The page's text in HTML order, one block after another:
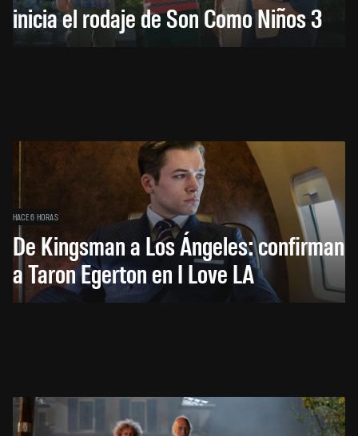
inicia el rodaje de Son Como Niños 3
HACE 6 HORAS
De Kingsman a Los Ángeles: confirman
a Taron Egerton en I Love LA